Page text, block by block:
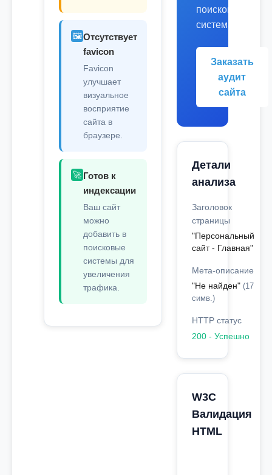
🖼️Отсутствует
favicon
Favicon
улучшает
визуальное
восприятие
сайта в
браузере.
🚀 Готов к
индексации
Ваш сайт
можно
добавить в
поисковые
системы для
увеличения
трафика.
поисковых
системах.
Заказать
аудит
сайта
Детали
анализа
Заголовок
страницы
"Персональный
сайт - Главная"
Мета-описание
"Не найден" (17
симв.)
HTTP статус
200 - Успешно
W3C
Валидация
HTML